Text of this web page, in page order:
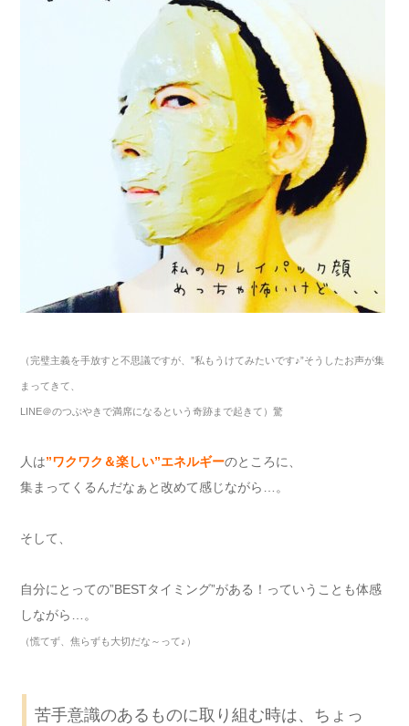
（完璧主義を手放すと不思議ですが、 ”私もうけてみたいです♪”そうしたお声が集
まってきて、
LINE＠のつぶやきで満席になるという奇跡まで起きて）驚
人は”ワクワク＆楽しい”エネルギーのところに、
集まってくるんだなぁと改めて感じながら…。
そして、
自分にとっての”BESTタイミング”がある！っていうことも体感
しながら…。
（慌てず、焦らずも大切だな～って♪ ）
苦手意識のあるものに取り組む時は、ちょっ